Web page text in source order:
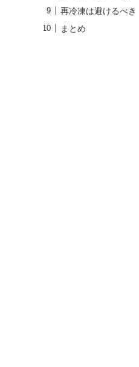
再冷凍は避けるべき
まとめ